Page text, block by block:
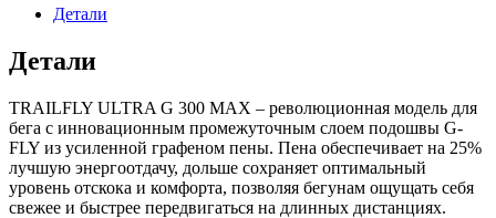
Детали
Детали
TRAILFLY ULTRA G 300 MAX – революционная модель для
бега с инновационным промежуточным слоем подошвы G-
FLY из усиленной графеном пены. Пена обеспечивает на 25%
лучшую энергоотдачу, дольше сохраняет оптимальный
уровень отскока и комфорта, позволяя бегунам ощущать себя
свежее и быстрее передвигаться на длинных дистанциях.